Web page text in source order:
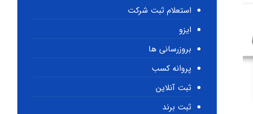
استعلام ثبت شرکت
ایزو
بروزرسانی ها
پروانه کسب
ثبت آنلاین
ثبت برند